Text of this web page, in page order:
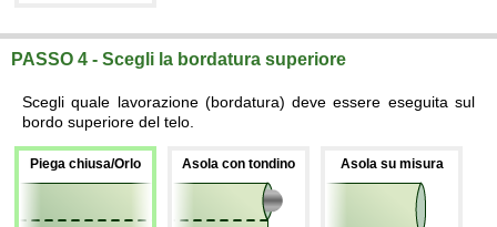
PASSO 4 - Scegli la bordatura superiore
Scegli quale lavorazione (bordatura) deve essere eseguita sul
bordo superiore del telo.
Piega chiusa/Orlo Asola con tondino Asola su misura